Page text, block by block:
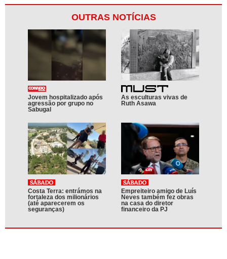
OUTRAS NOTÍCIAS
Jovem hospitalizado após
agressão por grupo no
Sabugal
As esculturas vivas de
Ruth Asawa
Costa Terra: entrámos na
fortaleza dos milionários
(até aparecerem os
seguranças)
Empreiteiro amigo de Luís
Neves também fez obras
na casa do diretor
financeiro da PJ